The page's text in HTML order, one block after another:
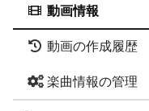
動画情報
動画の作成履歴
楽曲情報の管理